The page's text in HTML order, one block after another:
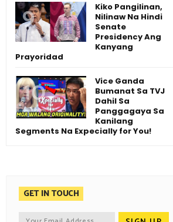
Kiko Pangilinan,
Nilinaw Na Hindi
Senate
Presidency Ang
Kanyang
Prayoridad
Vice Ganda
Bumanat Sa TVJ
Dahil Sa
Panggagaya Sa
Kanilang
Segments Na Expecially for You!
GET IN TOUCH